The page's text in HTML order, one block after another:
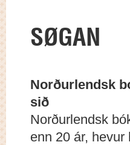
SØGAN
Norðurlendsk
sið
Norðurlendsk
enn 20 ár,